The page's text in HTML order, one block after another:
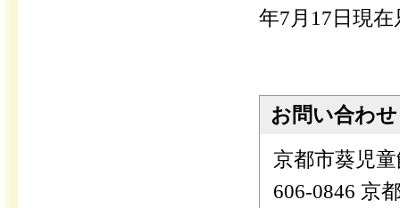
年7月17日現
お問い合わせ
京都市葵児
606-0846 京